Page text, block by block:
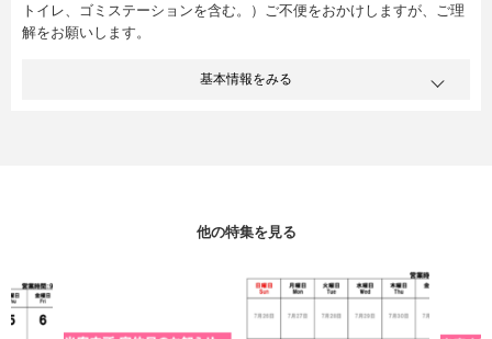
トイレ、ゴミステーションを含む。）ご不便をおかけしますが、ご理
解をお願いします。
基本情報をみる
他の特集を見る